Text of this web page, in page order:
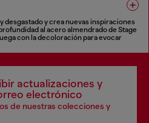
desgastado y crea nuevas inspiraciones
al acero almendrado de Stage
con la decoloración para evocar
actualizaciones y
electrónico
de nuestras colecciones y